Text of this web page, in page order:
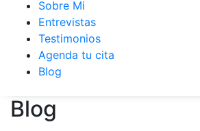
Sobre Mi
Entrevistas
Testimonios
Agenda tu cita
Blog
Blog